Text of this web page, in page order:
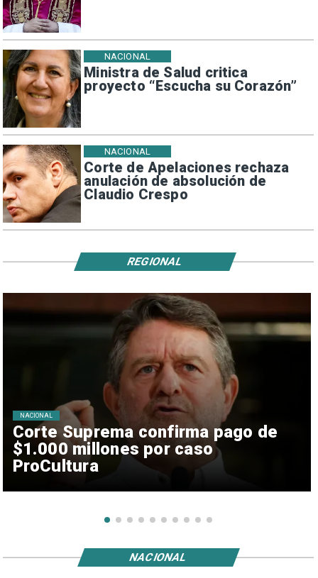
Ministra de Salud critica
proyecto “Escucha su Corazón”
NACIONAL
Corte de Apelaciones rechaza
anulación de absolución de
Claudio Crespo
NACIONAL
Corte Suprema confirma pago de
$1.000 millones por caso
ProCultura
NACIONAL
REGIONAL
NACIONAL